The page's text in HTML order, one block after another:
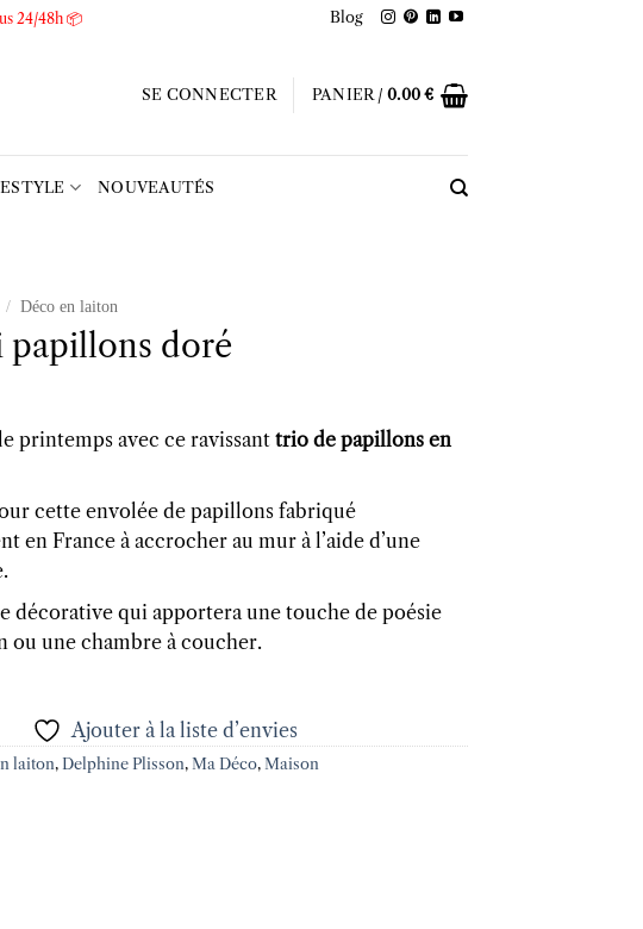
24/48h 📦 Blog
SE CONNECTER PANIER /0.00€
NOUVEAUTÉS
/ Déco en laiton
doré
printemps avec ce ravissanttrio de papillons en
cette envolée de papillons fabriqué
en France à accrocher au mur à l’aide d’une
décorative qui apportera une touche de poésie
ou une chambre à coucher.
Ajouter à la liste d’envies
laiton, Delphine Plisson, Ma Déco, Maison